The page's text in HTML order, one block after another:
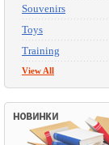
Souvenirs
Toys
Training
View All